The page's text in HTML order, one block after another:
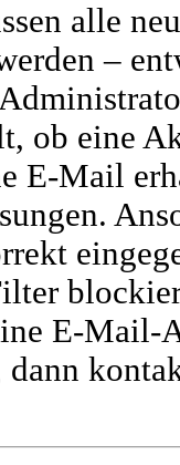
alle
–
ob eine
E-Mail
E-Mail-
dann